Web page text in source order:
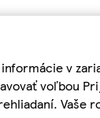
v
voľbou
Vaše